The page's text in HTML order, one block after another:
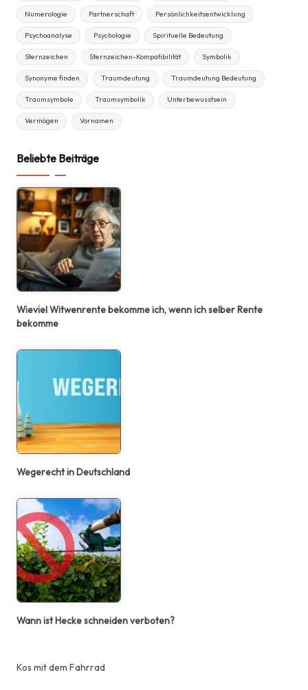
Numerologie Partnerschaft Persönlichkeitsentwicklung
Psychoanalyse Psychologie Spirituelle Bedeutung
Sternzeichen Sternzeichen-Kompatibilität Symbolik
Synonyme finden Traumdeutung Traumdeutung Bedeutung
Traumsymbole Traumsymbolik Unterbewusstsein
Vermögen Vornamen
Beliebte Beiträge
Wieviel Witwenrente bekomme ich, wenn ich selber Rente
bekomme
Wegerecht in Deutschland
Wann ist Hecke schneiden verboten?
Kos mit dem Fahrrad